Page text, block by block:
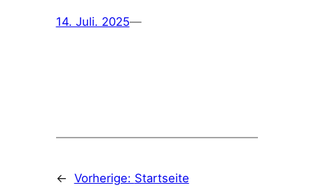
14. Juli. 2025—
← Vorherige: Startseite